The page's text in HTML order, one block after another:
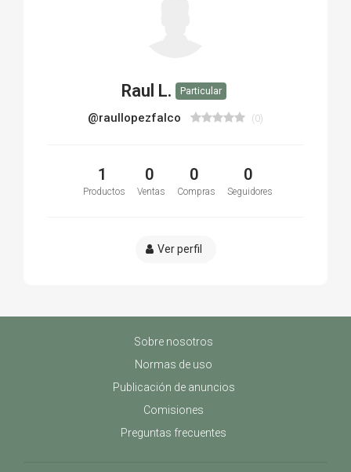
Raul L. Particular
@raullopezfalco (0)
1
Productos
0
Ventas
0
Compras
0
Seguidores
Ver perfil
Sobre nosotros
Normas de uso
Publicación de anuncios
Comisiones
Preguntas frecuentes